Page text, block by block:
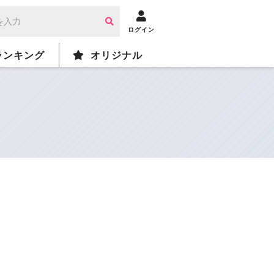
ログイン
ンキング オリジナル